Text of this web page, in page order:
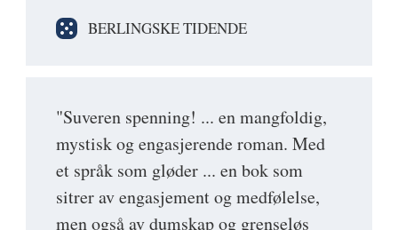
BERLINGSKE TIDENDE
"Suveren spenning! ... en mangfoldig,
mystisk og engasjerende roman. Med
et språk som gløder ... en bok som
sitrer av engasjement og medfølelse,
men også av dumskap og grenseløs